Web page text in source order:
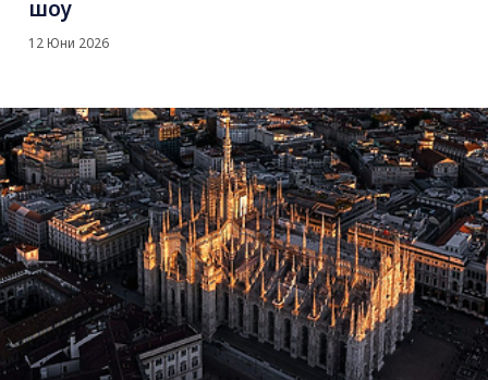
шоу
12 Юни 2026